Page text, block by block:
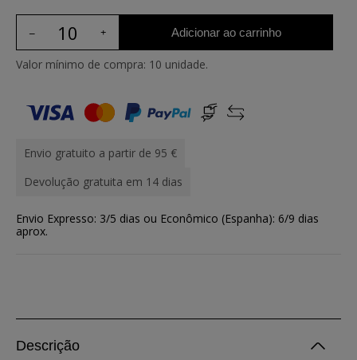
Adicionar ao carrinho
Valor mínimo de compra: 10 unidade.
Envio gratuito a partir de 95 €
Devolução gratuita em 14 dias
Envio Expresso: 3/5 dias ou Econômico (Espanha): 6/9 dias
aprox.
Descrição